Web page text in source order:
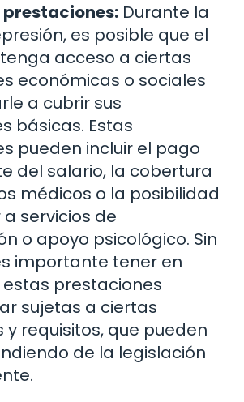
prestaciones: Durante la
es posible que el
acceso a ciertas
económicas o sociales
a cubrir sus
básicas. Estas
pueden incluir el pago
del salario, la cobertura
médicos o la posibilidad
servicios de
o apoyo psicológico. Sin
importante tener en
prestaciones
sujetas a ciertas
y requisitos, que pueden
de la legislación